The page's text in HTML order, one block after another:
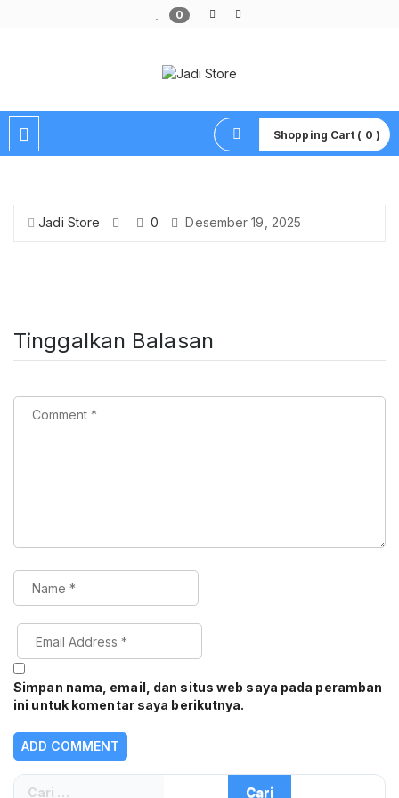
0
Shopping Cart ( 0 )
Jadi Store 0 Desember 19, 2025
Tinggalkan Balasan
Simpan nama, email, dan situs web saya pada peramban
ini untuk komentar saya berikutnya.
Cari